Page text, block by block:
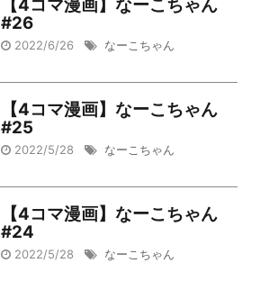
【4コマ漫画】なーこちゃん
#26
2022/6/26 なーこちゃん
【4コマ漫画】なーこちゃん
#25
2022/5/28 なーこちゃん
【4コマ漫画】なーこちゃん
#24
2022/5/28 なーこちゃん